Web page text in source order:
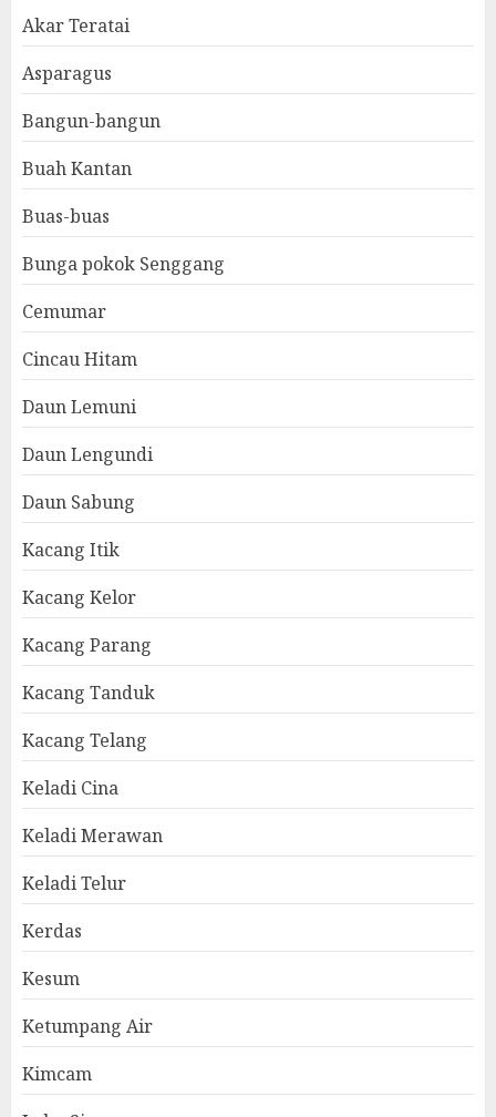
Akar Teratai
Asparagus
Bangun-bangun
Buah Kantan
Buas-buas
Bunga pokok Senggang
Cemumar
Cincau Hitam
Daun Lemuni
Daun Lengundi
Daun Sabung
Kacang Itik
Kacang Kelor
Kacang Parang
Kacang Tanduk
Kacang Telang
Keladi Cina
Keladi Merawan
Keladi Telur
Kerdas
Kesum
Ketumpang Air
Kimcam